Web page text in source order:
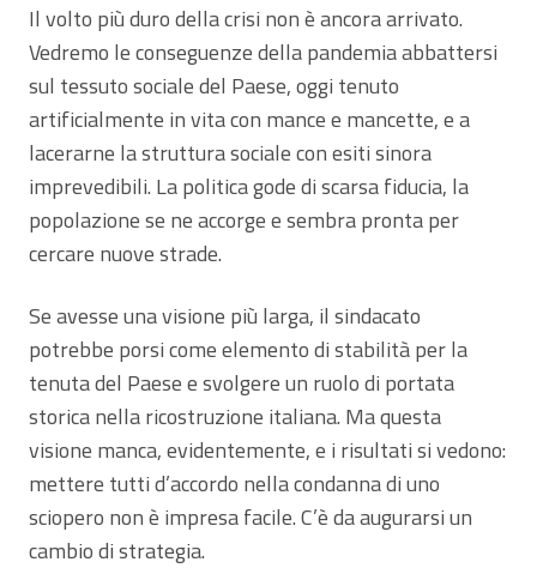
Il volto più duro della crisi non è ancora arrivato.
Vedremo le conseguenze della pandemia abbattersi
sul tessuto sociale del Paese, oggi tenuto
artificialmente in vita con mance e mancette, e a
lacerarne la struttura sociale con esiti sinora
imprevedibili. La politica gode di scarsa fiducia, la
popolazione se ne accorge e sembra pronta per
cercare nuove strade.
Se avesse una visione più larga, il sindacato
potrebbe porsi come elemento di stabilità per la
tenuta del Paese e svolgere un ruolo di portata
storica nella ricostruzione italiana. Ma questa
visione manca, evidentemente, e i risultati si vedono:
mettere tutti d’accordo nella condanna di uno
sciopero non è impresa facile. C’è da augurarsi un
cambio di strategia.